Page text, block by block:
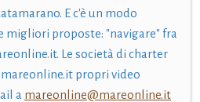
E c'è un modo
migliori proposte: "navigare" fra
Le società di charter
propri video
a mareonline@mareonline.it